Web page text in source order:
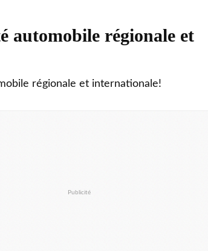
automobile régionale et
régionale et internationale!
Publicité